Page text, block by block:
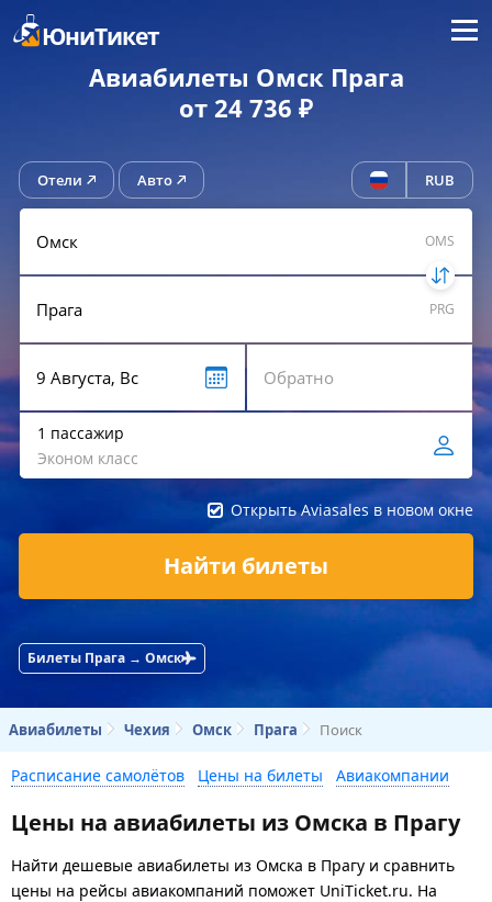
ЮниТикет Меню
Авиабилеты Омск Прага
от 24 736 ₽
Отели Авто RUB
OMS
PRG
1 пассажир
Эконом класс
Открыть Aviasales в новом окне
Найти билеты
Билеты Прага → Омск
Авиабилеты Чехия Омск Прага Поиск
Расписание самолётов Цены на билеты Авиакомпании
Цены на авиабилеты из Омска в Прагу
Найти дешевые авиабилеты из Омска в Прагу и сравнить
цены на рейсы авиакомпаний поможет UniTicket.ru. На